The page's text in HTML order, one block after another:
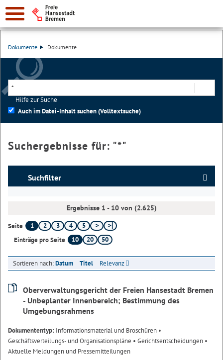
Dokumente Dokumente
Hilfe zur Suche
Auch im Datei-Inhalt suchen (Volltextsuche)
Suchergebnisse für: "*"
Suchfilter
Ergebnisse 1 - 10 von (2.625)
Seite 1 2 3 4
5
Einträge pro Seite
10 20 50
Sortieren nach:Datum Titel Relevanz
Oberverwaltungsgericht der Freien Hansestadt Bremen
- Unbeplanter Innenbereich; Bestimmung des
Umgebungsrahmens
Dokumententyp: Informationsmaterial und Broschüren •
Geschäftsverteilungs- und Organisationspläne • Gerichtsentscheidungen •
Aktuelle Meldungen und Pressemitteilungen